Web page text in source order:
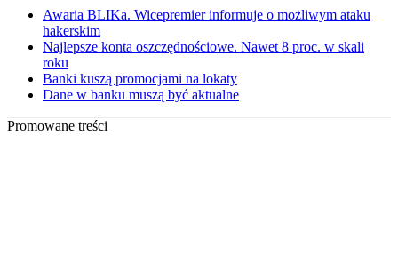
Awaria BLIKa. Wicepremier informuje o możliwym ataku
hakerskim
Najlepsze konta oszczędnościowe. Nawet 8 proc. w skali
roku
Banki kuszą promocjami na lokaty
Dane w banku muszą być aktualne
Promowane treści